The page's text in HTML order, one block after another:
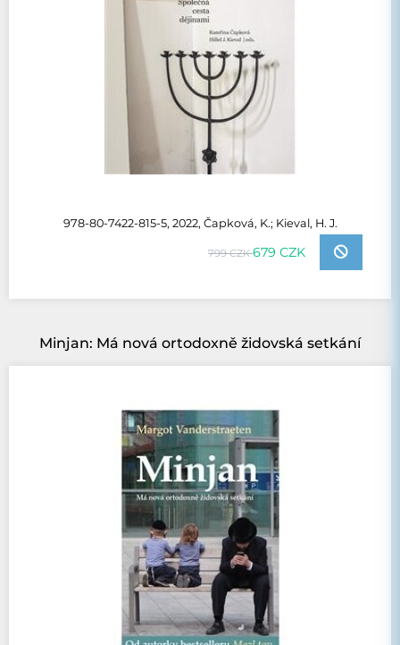
978-80-7422-815-5, 2022, Čapková, K.; Kieval, H. J.
799 CZK679 CZK
Minjan: Má nová ortodoxně židovská setkání